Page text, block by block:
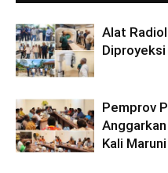
Alat
Pemprov
Kali Maruni